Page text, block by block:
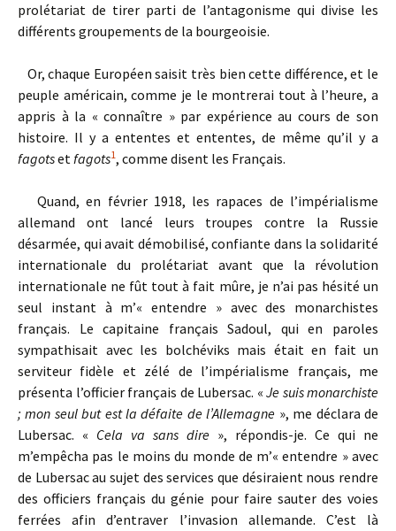
prolétariat de tirer parti de l’antagonisme qui divise les
différents groupements de la bourgeoisie.
Or, chaque Européen saisit très bien cette différence, et le
peuple américain, comme je le montrerai tout à l’heure, a
appris à la « connaître » par expérience au cours de son
histoire. Il y a ententes et ententes, de même qu’il y a
fagotsetfagots1, comme disent les Français.
Quand, en février 1918, les rapaces de l’impérialisme
allemand ont lancé leurs troupes contre la Russie
désarmée, qui avait démobilisé, confiante dans la solidarité
internationale du prolétariat avant que la révolution
internationale ne fût tout à fait mûre, je n’ai pas hésité un
seul instant à m’« entendre » avec des monarchistes
français. Le capitaine français Sadoul, qui en paroles
sympathisait avec les bolchéviks mais était en fait un
serviteur fidèle et zélé de l’impérialisme français, me
présenta l’officier français de Lubersac. « Je suis monarchiste
; mon seul but est la défaite de l’Allemagne », me déclara de
Lubersac. « Cela va sans dire », répondis-je. Ce qui ne
m’empêcha pas le moins du monde de m’« entendre » avec
de Lubersac au sujet des services que désiraient nous rendre
des officiers français du génie pour faire sauter des voies
ferrées afin d’entraver l’invasion allemande. C’est là